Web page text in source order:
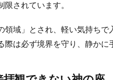
限されています。
領域」とされ、軽い気持ち
際は必ず境界を守り、静かに